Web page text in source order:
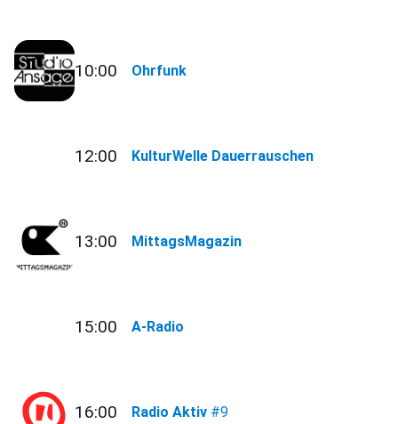
10:00 Ohrfunk
12:00 KulturWelle Dauerrauschen
13:00 MittagsMagazin
15:00 A-Radio
16:00 Radio Aktiv #9